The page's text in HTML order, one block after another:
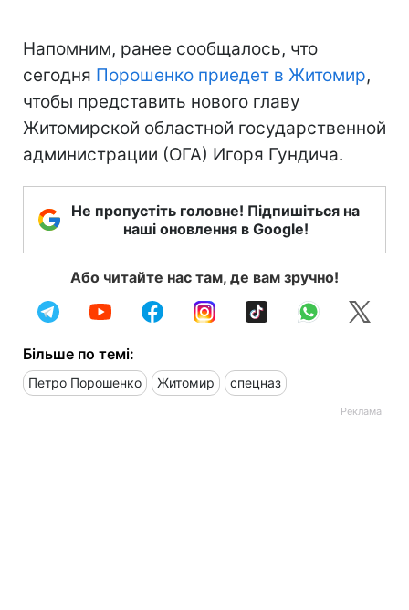
Напомним, ранее сообщалось, что
сегодня Порошенко приедет в Житомир,
чтобы представить нового главу
Житомирской областной государственной
администрации (ОГА) Игоря Гундича.
Не пропустіть головне! Підпишіться на
наші оновлення в Google!
Або читайте нас там, де вам зручно!
Більше по темі:
Петро Порошенко Житомир спецназ